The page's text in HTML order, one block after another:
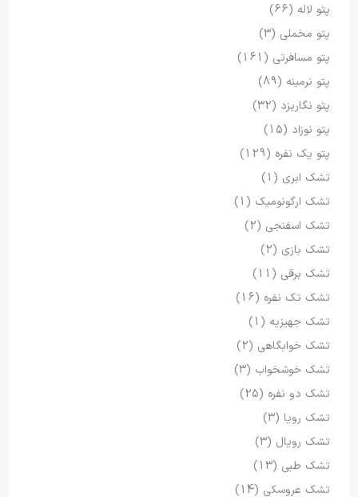
پتو لاله (66)
پتو مخملی (3)
پتو مسافرتی (161)
پتو نرمینه (89)
پتو نگاریزد (32)
پتو نوزاد (15)
پتو یک نفره (129)
تشک ابری (1)
تشک ارگونومیک (1)
تشک اسفنجی (2)
تشک بازی (2)
تشک برقی (11)
تشک تک نفره (16)
تشک جهیزیه (1)
تشک خوابگاهی (2)
تشک خوشخواب (3)
تشک دو نفره (25)
تشک رویا (3)
تشک رویال (3)
تشک طبی (13)
تشک عروسکی (14)